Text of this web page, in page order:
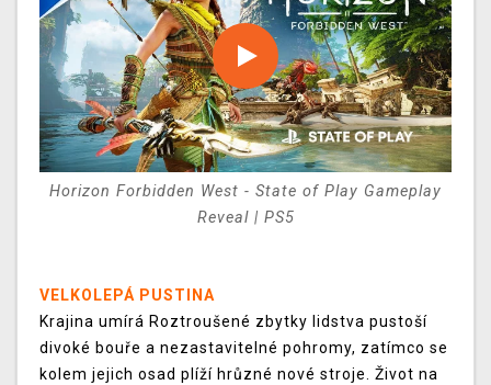
Horizon Forbidden West - State of Play Gameplay
Reveal | PS5
VELKOLEPÁ PUSTINA
Krajina umírá Roztroušené zbytky lidstva pustoší
divoké bouře a nezastavitelné pohromy, zatímco se
kolem jejich osad plíží hrůzné nové stroje. Život na